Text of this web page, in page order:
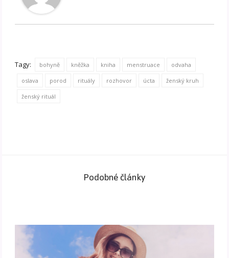
Tagy: bohyně kněžka kniha menstruace odvaha
oslava porod rituály rozhovor úcta ženský kruh
ženský rituál
Podobné články